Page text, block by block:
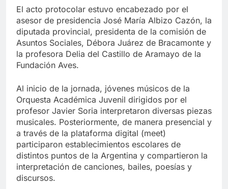
El acto protocolar estuvo encabezado por el
asesor de presidencia José María Albizo Cazón, la
diputada provincial, presidenta de la comisión de
Asuntos Sociales, Débora Juárez de Bracamonte y
la profesora Delia del Castillo de Aramayo de la
Fundación Aves.
Al inicio de la jornada, jóvenes músicos de la
Orquesta Académica Juvenil dirigidos por el
profesor Javier Soria interpretaron diversas piezas
musicales. Posteriormente, de manera presencial y
a través de la plataforma digital (meet)
participaron establecimientos escolares de
distintos puntos de la Argentina y compartieron la
interpretación de canciones, bailes, poesías y
discursos.